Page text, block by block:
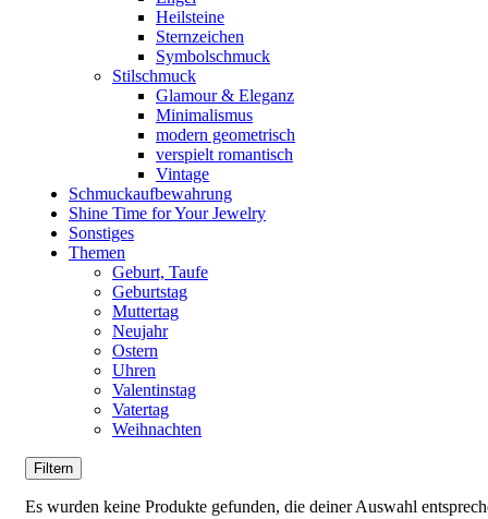
Heilsteine
Sternzeichen
Symbolschmuck
Stilschmuck
Glamour & Eleganz
Minimalismus
modern geometrisch
verspielt romantisch
Vintage
Schmuckaufbewahrung
Shine Time for Your Jewelry
Sonstiges
Themen
Geburt, Taufe
Geburtstag
Muttertag
Neujahr
Ostern
Uhren
Valentinstag
Vatertag
Weihnachten
Filtern
Es wurden keine Produkte gefunden, die deiner Auswahl